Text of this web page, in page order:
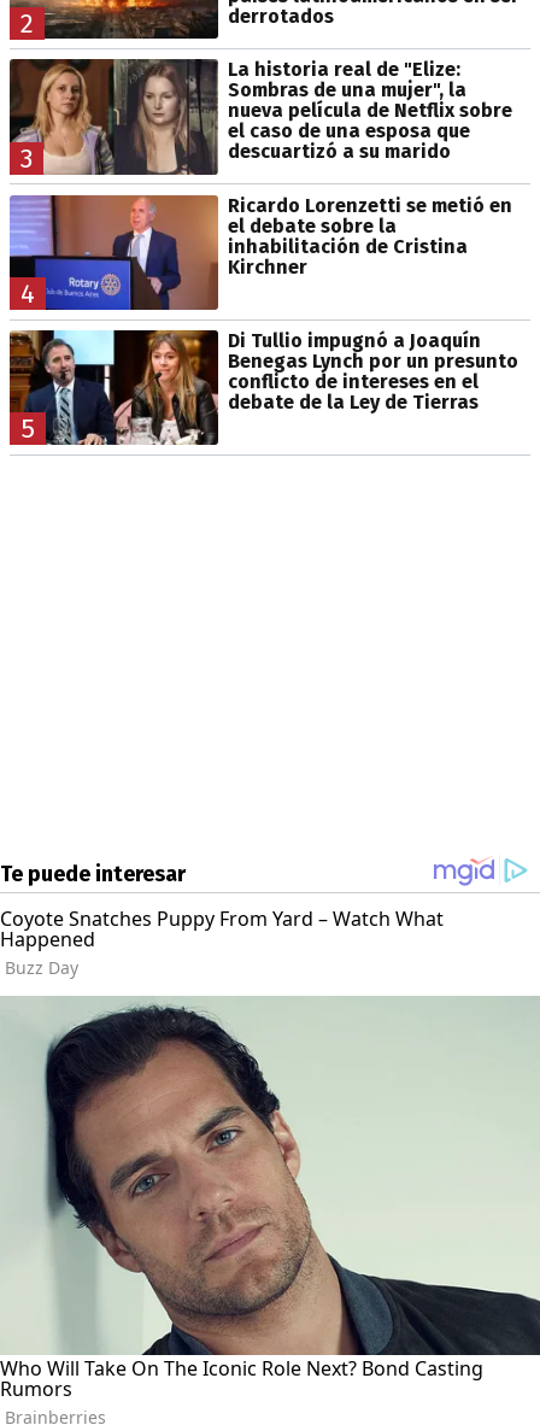
2
derrotados
3
La historia real de "Elize:
Sombras de una mujer", la
nueva película de Netflix sobre
el caso de una esposa que
descuartizó a su marido
4
Ricardo Lorenzetti se metió en
el debate sobre la
inhabilitación de Cristina
Kirchner
5
Di Tullio impugnó a Joaquín
Benegas Lynch por un presunto
conflicto de intereses en el
debate de la Ley de Tierras